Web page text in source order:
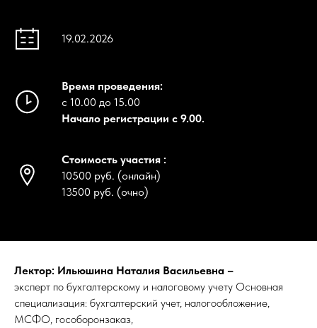
19.02.2026
Время проведения:
с 10.00 до 15.00
Начало регистрации с 9.00.
Стоимость участия :
10500 руб. (онлайн)
13500 руб. (очно)
Лектор: Ильюшина Наталия Васильевна –
эксперт по бухгалтерскому и налоговому учету Основная
специализация: бухгалтерский учет, налогообложение,
МСФО, гособоронзаказ,